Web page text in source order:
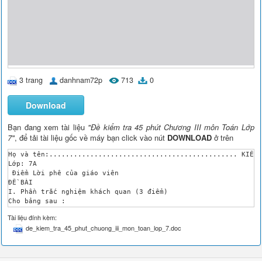
3 trang danhnam72p 713 0
Download
Bạn đang xem tài liệu "Đề kiểm tra 45 phút Chương III môn Toán Lớp
7", để tải tài liệu gốc về máy bạn click vào nút DOWNLOAD ở trên
Họ và tên:.............................................. KIỂM TRA
Lớp: 7A
Điểm Lời phê của giáo viên
ĐỀ BÀI
I. Phần trắc nghiệm khách quan (3 điểm)
Cho bảng sau :
Số từ sai của một bài
0
3
4
Tài liệu đính kèm:
de_kiem_tra_45_phut_chuong_iii_mon_toan_lop_7.doc